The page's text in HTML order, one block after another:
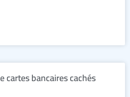
cartes bancaires cachés